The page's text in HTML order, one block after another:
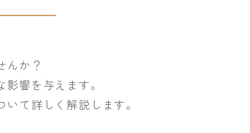
んか？
響を与えます。
て詳しく解説します。